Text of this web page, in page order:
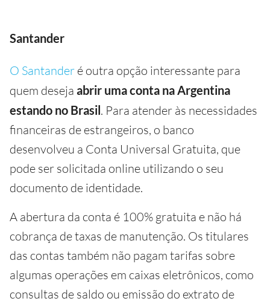
Santander
O Santander é outra opção interessante para
quem deseja abrir uma conta na Argentina
estando no Brasil. Para atender às necessidades
financeiras de estrangeiros, o banco
desenvolveu a Conta Universal Gratuita, que
pode ser solicitada online utilizando o seu
documento de identidade.
A abertura da conta é 100% gratuita e não há
cobrança de taxas de manutenção. Os titulares
das contas também não pagam tarifas sobre
algumas operações em caixas eletrônicos, como
consultas de saldo ou emissão do extrato de